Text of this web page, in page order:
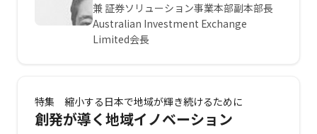
兼 証券ソリューション事業本部副本部長
Australian Investment Exchange
Limited会長
特集 縮小する日本で地域が輝き続けるために
創発が導く地域イノベーション